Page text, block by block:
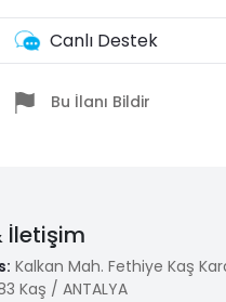
Canlı Destek
Bu İlanı Bildir
İletişim
Kalkan Mah. Fethiye Kaş
Kaş / ANTALYA